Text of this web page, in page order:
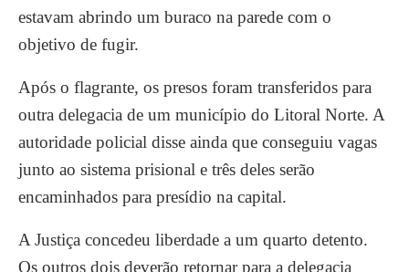
estavam abrindo um buraco na parede com o
objetivo de fugir.
Após o flagrante, os presos foram transferidos para
outra delegacia de um município do Litoral Norte. A
autoridade policial disse ainda que conseguiu vagas
junto ao sistema prisional e três deles serão
encaminhados para presídio na capital.
A Justiça concedeu liberdade a um quarto detento.
Os outros dois deverão retornar para a delegacia